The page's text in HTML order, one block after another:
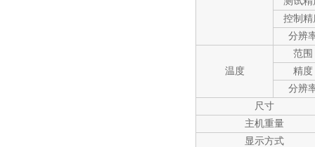
控制精
分辨
温度
范围
精度
分辨
尺寸
主机重量
显示方式